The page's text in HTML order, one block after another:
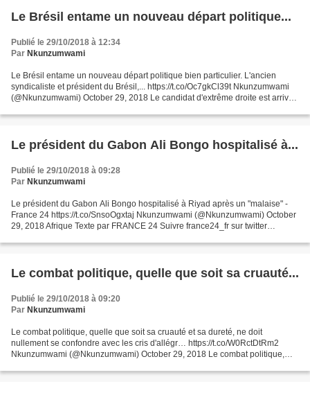
Le Brésil entame un nouveau départ politique...
Publié le 29/10/2018 à 12:34
Par Nkunzumwami
Le Brésil entame un nouveau départ politique bien particulier. L'ancien
syndicaliste et président du Brésil,... https://t.co/Oc7gkCl39t Nkunzumwami
(@Nkunzumwami) October 29, 2018 Le candidat d'extrême droite est arrivé
Le président du Gabon Ali Bongo hospitalisé à...
Publié le 29/10/2018 à 09:28
Par Nkunzumwami
Le président du Gabon Ali Bongo hospitalisé à Riyad après un "malaise" -
France 24 https://t.co/SnsoOgxtaj Nkunzumwami (@Nkunzumwami) October
29, 2018 Afrique Texte par FRANCE 24 Suivre france24_fr sur twitter
Le combat politique, quelle que soit sa cruauté...
Publié le 29/10/2018 à 09:20
Par Nkunzumwami
Le combat politique, quelle que soit sa cruauté et sa dureté, ne doit
nullement se confondre avec les cris d'allégr… https://t.co/W0RctDtRm2
Nkunzumwami (@Nkunzumwami) October 29, 2018 Le combat politique,